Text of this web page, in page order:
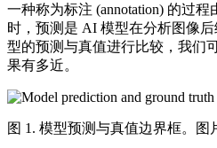
一种称为标注 (annotation) 的过
时，预测是 AI 模型在分析图像
型的预测与真值进行比较，我们
果有多近。
图 1. 模型预测与真值边界框。图